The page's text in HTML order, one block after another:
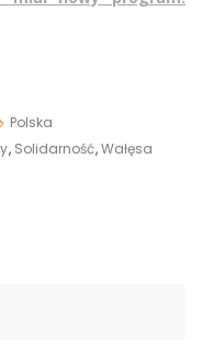
Polska
, Solidarność,Wałęsa